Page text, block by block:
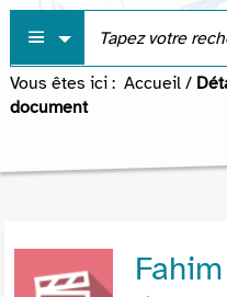
Vous êtes ici : Accueil /
document
Fahim